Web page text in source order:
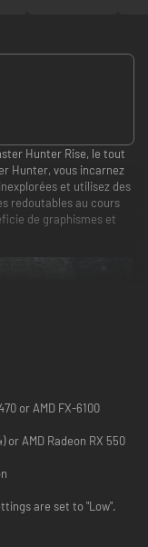
Hunter Rise, le tout
Hunter, vous incarnez
et utilisez des
redoutables au cours
de graphismes et
comportements
créatures inspirées des
phare du jeu, tous
qui-vive si vous voulez
or AMD FX-6100
or AMD Radeon RX 550
are set to "Low".